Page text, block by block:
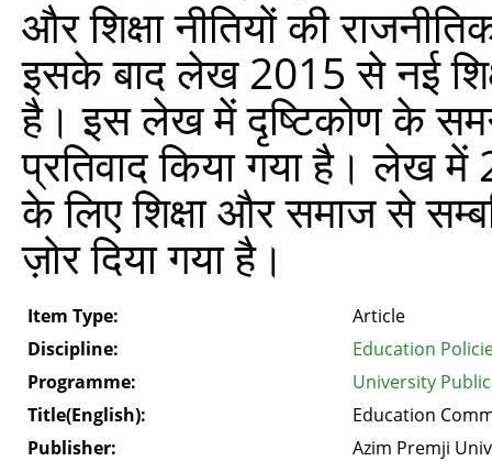
और शिक्षा नीतियों की
इसके बाद लेख 2015 से नई
है। इस लेख में दृष्टिकोण के
प्रतिवाद किया गया है। लेख
के लिए शिक्षा और समाज से
ज़ोर दिया गया है।
Item Type:
Article
Discipline:
Education
Programme:
University
Title(English):
Education
Publisher:
Azim Premji